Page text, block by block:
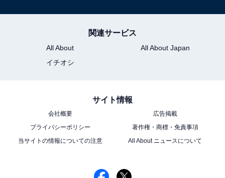
※回答者コメントは原文ママです
この記事の執筆者：
長年に渡ってテレビ局でバラエティー番組、情報番組などを制作。
し、週刊誌、ネットニュースでテレビや芸能人に関するコラムなど
を執筆。編集プロダクション「ゆるま」を立ち上げる。
関連サービス
All About
All About Japan
イチオシ
サイト情報
会社概要
広告掲載
プライバシーポリシー
著作権・商標・免責事項
当サイトの情報についての注意
All About ニュースについて